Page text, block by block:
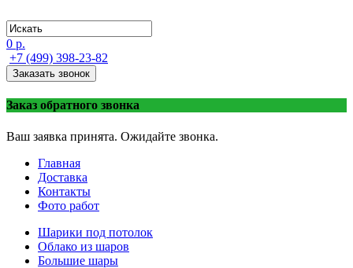
0 р.
+7 (499) 398-23-82
Заказать звонок
Заказ обратного звонка
Ваш заявка принята. Ожидайте звонка.
Главная
Доставка
Контакты
Фото работ
Шарики под потолок
Облако из шаров
Большие шары